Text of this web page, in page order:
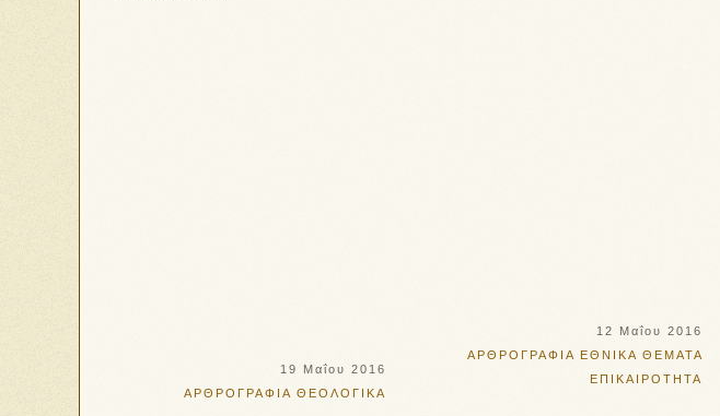
19 Μαΐου 2016
ΑΡΘΡΟΓΡΑΦΙΑ ΘΕΟΛΟΓΙΚΑ
12 Μαΐου 2016
ΑΡΘΡΟΓΡΑΦΙΑ ΕΘΝΙΚΑ ΘΕΜΑΤΑ
ΕΠΙΚΑΙΡΟΤΗΤΑ